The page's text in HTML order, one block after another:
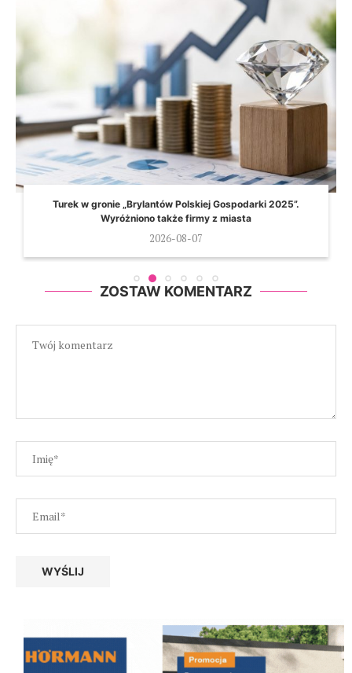
Turek w gronie „Brylantów Polskiej Gospodarki 2025”.
Wyróżniono także firmy z miasta
2026-08-07
ZOSTAW KOMENTARZ